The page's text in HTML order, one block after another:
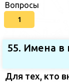
Вопросы
1
55. Имена в
Для тех, кто